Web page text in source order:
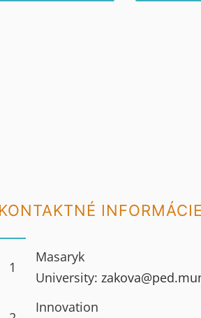
KONTAKTNÉ INFORMÁCIE
1
Masaryk
University:
Innovation